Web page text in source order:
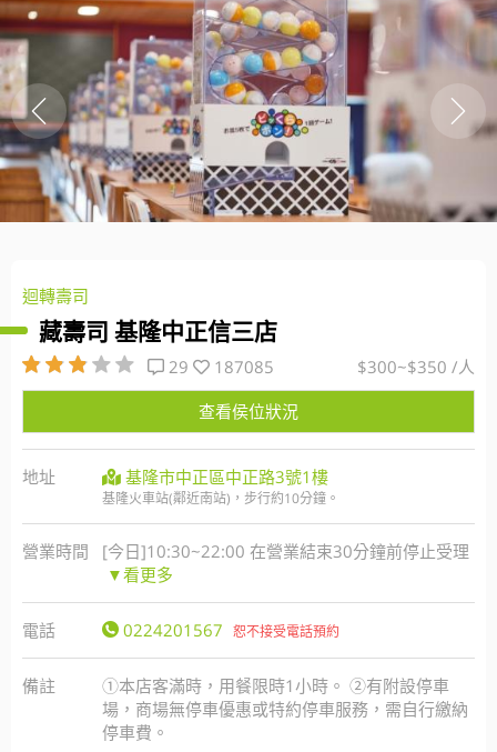
迴轉壽司
藏壽司 基隆中正信三店
29 187085
$300~$350 /人
查看侯位狀況
地址 基隆市中正區中正路3號1樓
基隆火車站(鄰近南站)，步行約10分鐘。
營業時間
[今日]10:30~22:00 在營業結束30分鐘前停止受理
▼看更多
電話 0224201567 恕不接受電話預約
備註
①本店客滿時，用餐限時1小時。 ②有附設停車
場，商場無停車優惠或特約停車服務，需自行繳納
停車費。